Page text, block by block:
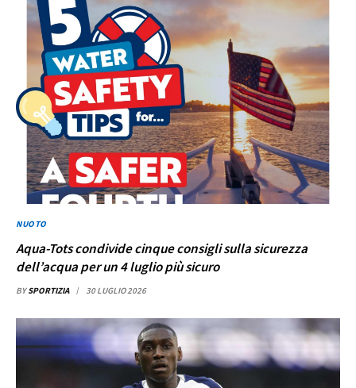
NUOTO
Aqua-Tots condivide cinque consigli sulla sicurezza
dell’acqua per un 4 luglio più sicuro
BY SPORTIZIA 30 LUGLIO 2026